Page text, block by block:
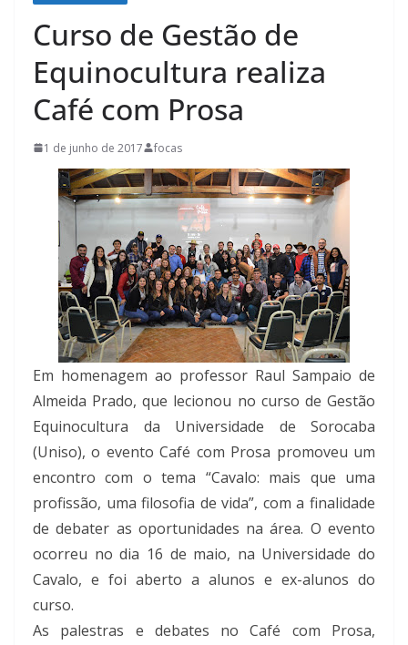
Curso de Gestão de
Equinocultura realiza
Café com Prosa
1 de junho de 2017 focas
Em homenagem ao professor Raul Sampaio de
Almeida Prado, que lecionou no curso de Gestão
Equinocultura da Universidade de Sorocaba
(Uniso), o evento Café com Prosa promoveu um
encontro com o tema “Cavalo: mais que uma
profissão, uma filosofia de vida”, com a finalidade
de debater as oportunidades na área. O evento
ocorreu no dia 16 de maio, na Universidade do
Cavalo, e foi aberto a alunos e ex-alunos do
curso.
As palestras e debates no Café com Prosa,